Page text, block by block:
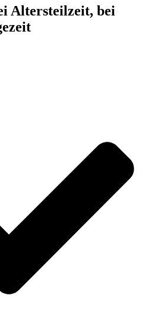
Altersteilzeit, bei